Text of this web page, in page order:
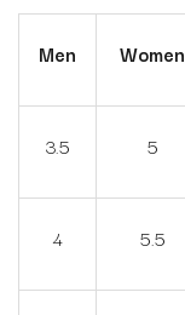
Men Women
3.5 5
4 5.5